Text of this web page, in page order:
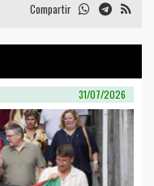
Compartir
31/07/2026